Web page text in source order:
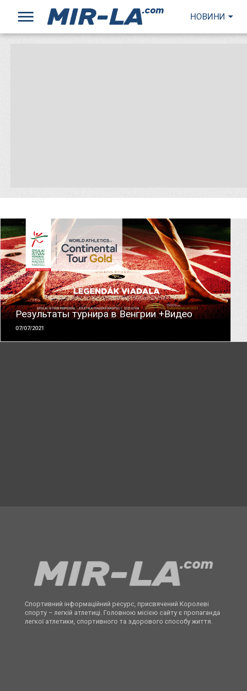
НОВИНИ
Результаты турнира в Венгрии +Видео
07/07/2021
ЧИТАТЬ
Спортивний інформаційний ресурс, присвячений Королеві
спорту – легкій атлетиці. Головною місією сайту є пропаганда
легкої атлетики, спортивного та здорового способу життя.